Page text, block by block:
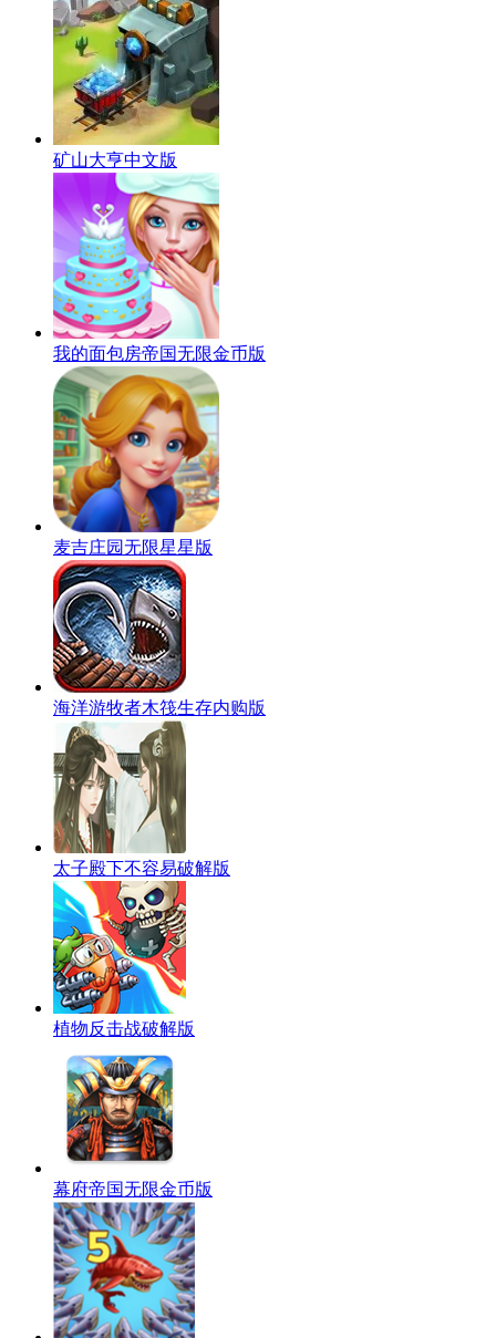
矿山大亨中文版
我的面包房帝国无限金币版
麦吉庄园无限星星版
海洋游牧者木筏生存内购版
太子殿下不容易破解版
植物反击战破解版
幕府帝国无限金币版